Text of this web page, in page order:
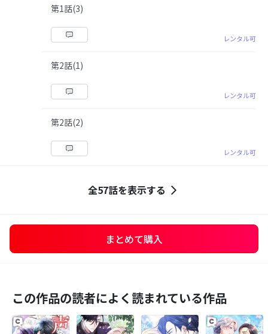
第1話(3)
レンタル可
第2話(1)
レンタル可
第2話(2)
レンタル可
全57話を表示する
まとめて購入
この作品の読者によく読まれている作品